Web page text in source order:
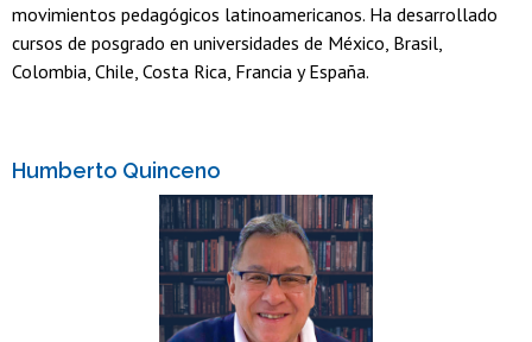
movimientos pedagógicos latinoamericanos. Ha desarrollado
cursos de posgrado en universidades de México, Brasil,
Colombia, Chile, Costa Rica, Francia y España.
Humberto Quinceno